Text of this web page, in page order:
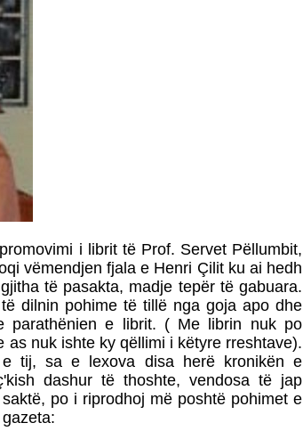
i librit të Prof. Servet Pëllumbit,
vëmendjen fjala e Henri Çilit ku ai hedh
të pasakta, madje tepër të gabuara.
dilnin pohime të tillë nga goja apo dhe
parathënien e librit. ( Me librin nuk po
as nuk ishte ky qëllimi i këtyre rreshtave).
tij, sa e lexova disa herë kronikën e
dashur të thoshte, vendosa të jap
po i riprodhoj më poshtë pohimet e